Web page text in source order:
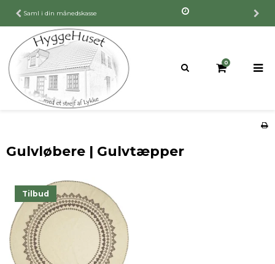
Saml i din månedskasse
0
Gulvløbere | Gulvtæpper
Tilbud